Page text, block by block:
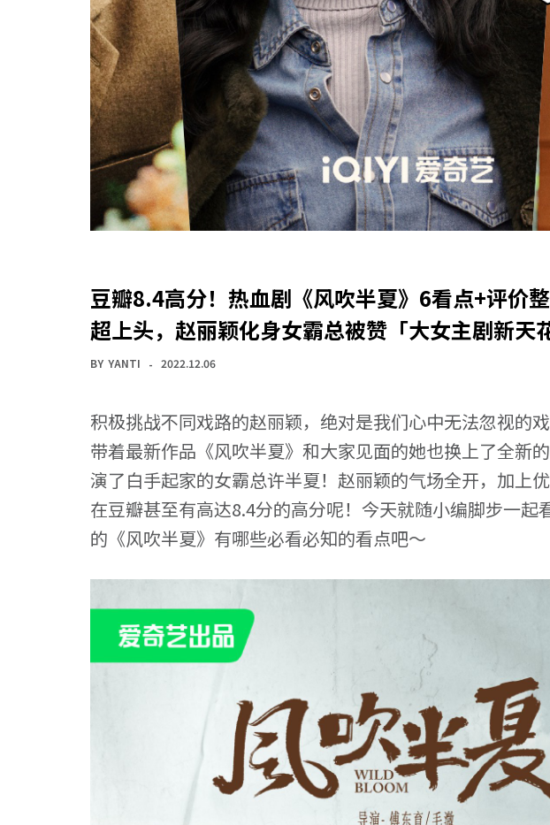
豆瓣8.4高分！热血剧《风吹半夏》6看点+评价
超上头，赵丽颖化身女霸总被赞「大女主剧新天
BY YANTI 2022.12.06
积极挑战不同戏路的赵丽颖，绝对是我们心中无法忽视的
带着最新作品《风吹半夏》和大家见面的她也换上了全新
演了白手起家的女霸总许半夏！赵丽颖的气场全开，加上
在豆瓣甚至有高达8.4分的高分呢！今天就随小编脚步一起
的《风吹半夏》有哪些必看必知的看点吧～